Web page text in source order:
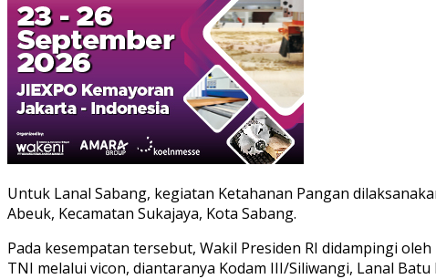
Untuk Lanal Sabang, kegiatan Ketahanan Pangan
Abeuk, Kecamatan Sukajaya, Kota Sabang.
Pada kesempatan tersebut, Wakil Presiden RI didampingi
TNI melalui vicon, diantaranya Kodam III/Siliwangi, Lanal